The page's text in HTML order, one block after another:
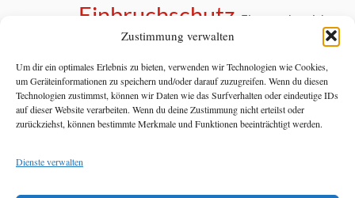
Zustimmung verwalten
Um dir ein optimales Erlebnis zu bieten, verwenden wir Technologien wie Cookies,
um Geräteinformationen zu speichern und/oder darauf zuzugreifen. Wenn du diesen
Technologien zustimmst, können wir Daten wie das Surfverhalten oder eindeutige IDs
auf dieser Website verarbeiten. Wenn du deine Zustimmung nicht erteilst oder
zurückziehst, können bestimmte Merkmale und Funktionen beeinträchtigt werden.
Dienste verwalten
Einbruchschutz Eingangsbereich
Haustür Sicherheit Kastenschloss
Mietwohnung Sicherheit
Mittelalter Nachrüsten Tipps
Nachrüstung
Notfallhilfe
Objektschutz Panzerriegel Pilzkopfverriegelung
Privatsphäre Restaurierung Schließanlage Schließtechnik
Schließzylinder Schlossaustausch Schlosspflege
Schlosswechsel
Sicherheitstechnik